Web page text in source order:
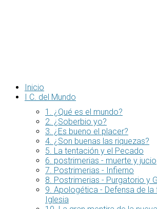
Inicio
I C. del Mundo
1. ¿Qué es el mundo?
2. ¿Soberbio yo?
3. ¿Es bueno el placer?
4. ¿Son buenas las riquezas?
5. La tentación y el Pecado
6. postrimerias - muerte y jucio
7. Postrimerias - Infierno
8. Postrimerias - Purgatorio y
9. Apologética - Defensa de
Iglesia